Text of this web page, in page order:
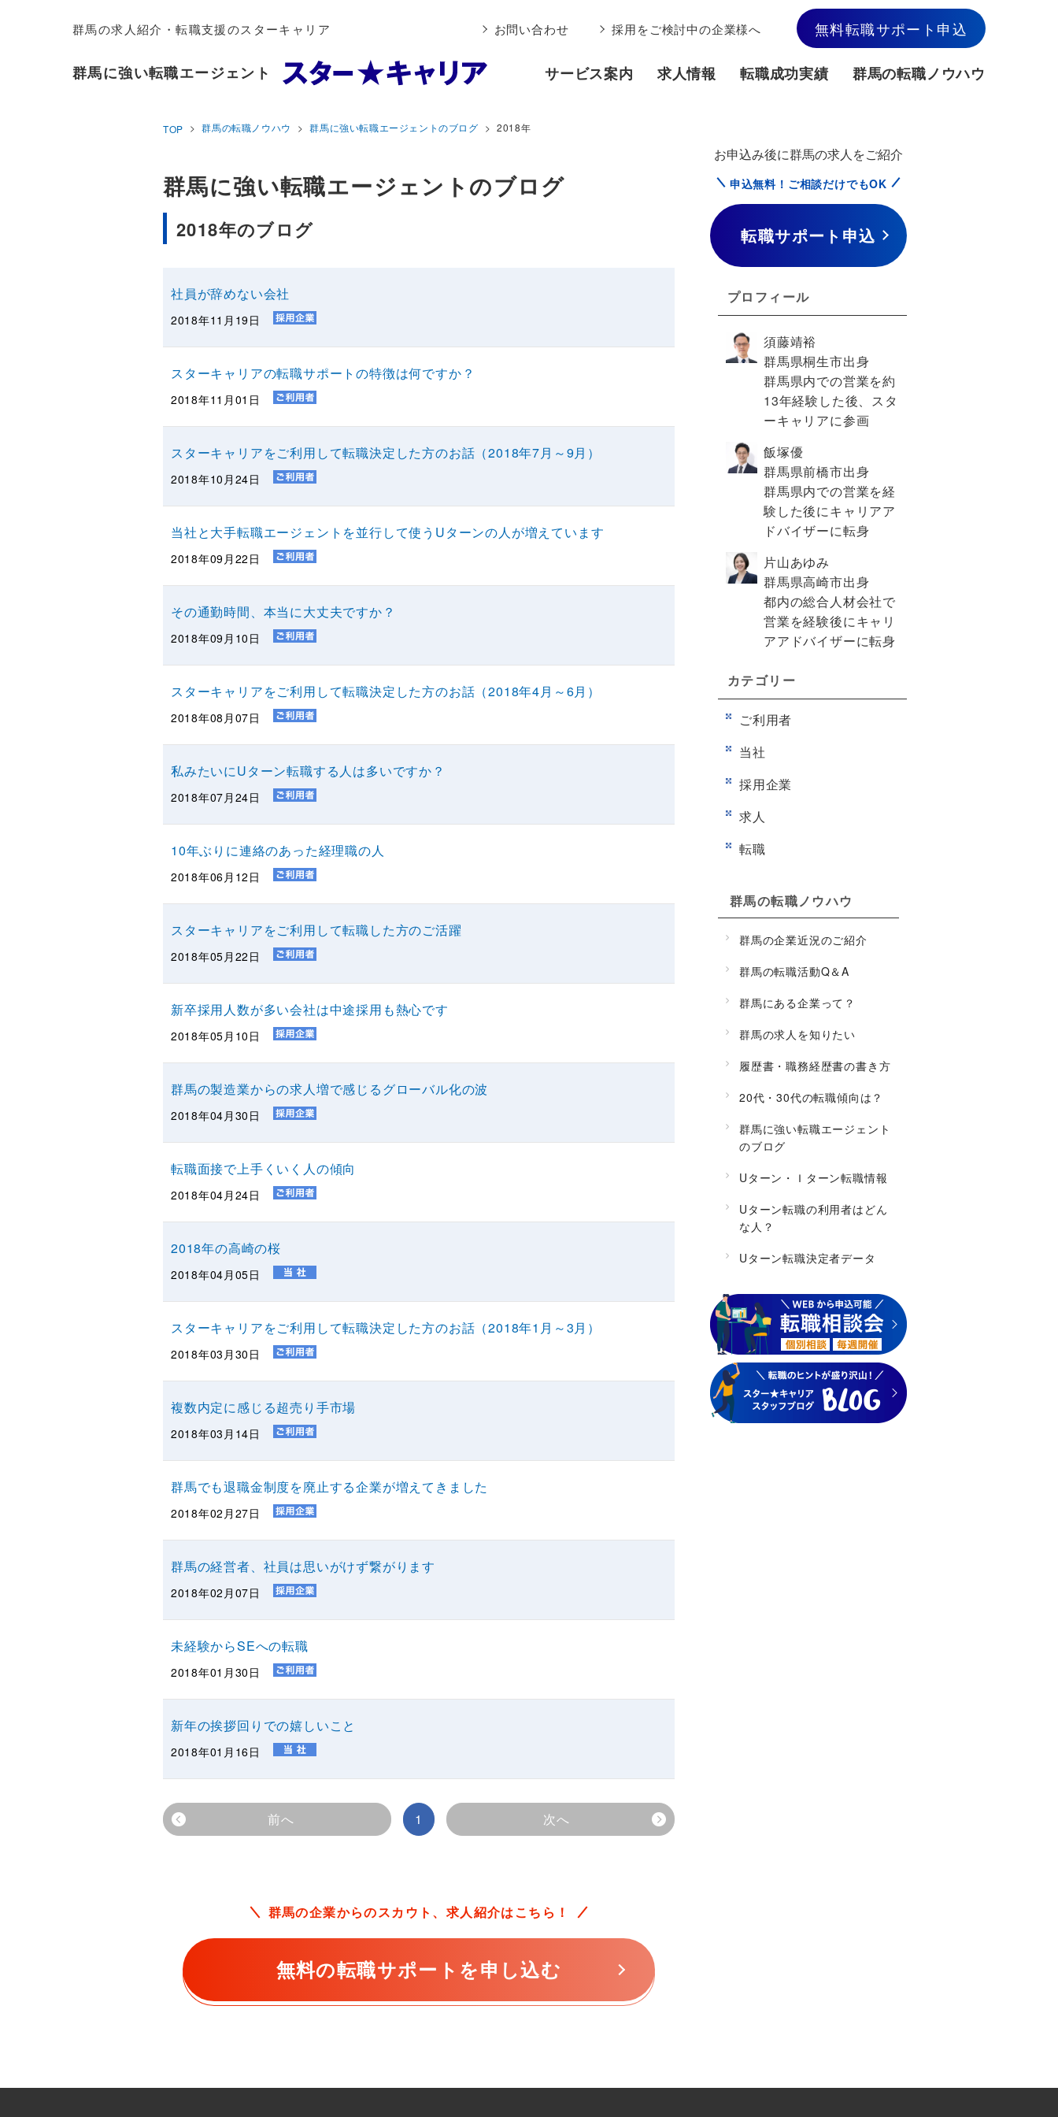
群馬の求人紹介・転職支援のスターキャリア お問い合わせ 採用をご検討中の企業様へ 無料転職サポート申込
群馬に強い転職エージェント サービス案内 求人情報 転職成功実績 群馬の転職ノウハウ
TOP 群馬の転職ノウハウ 群馬に強い転職エージェントのブログ 2018年
群馬に強い転職エージェントのブログ
2018年のブログ
社員が辞めない会社
2018年11月19日
スターキャリアの転職サポートの特徴は何ですか？
2018年11月01日
スターキャリアをご利用して転職決定した方のお話（2018年7月～9月）
2018年10月24日
当社と大手転職エージェントを並行して使うUターンの人が増えています
2018年09月22日
その通勤時間、本当に大丈夫ですか？
2018年09月10日
スターキャリアをご利用して転職決定した方のお話（2018年4月～6月）
2018年08月07日
私みたいにUターン転職する人は多いですか？
2018年07月24日
10年ぶりに連絡のあった経理職の人
2018年06月12日
スターキャリアをご利用して転職した方のご活躍
2018年05月22日
新卒採用人数が多い会社は中途採用も熱心です
2018年05月10日
群馬の製造業からの求人増で感じるグローバル化の波
2018年04月30日
転職面接で上手くいく人の傾向
2018年04月24日
2018年の高崎の桜
2018年04月05日
スターキャリアをご利用して転職決定した方のお話（2018年1月～3月）
2018年03月30日
複数内定に感じる超売り手市場
2018年03月14日
群馬でも退職金制度を廃止する企業が増えてきました
2018年02月27日
群馬の経営者、社員は思いがけず繋がります
2018年02月07日
未経験からSEへの転職
2018年01月30日
新年の挨拶回りでの嬉しいこと
2018年01月16日
前へ 1 次へ
群馬の企業からのスカウト、求人紹介はこちら！
無料の転職サポートを申し込む
お申込み後に群馬の求人をご紹介
申込無料！ご相談だけでもOK
転職サポート申込
プロフィール
須藤靖裕
群馬県桐生市出身
群馬県内での営業を約
13年経験した後、スタ
ーキャリアに参画
飯塚優
群馬県前橋市出身
群馬県内での営業を経
験した後にキャリアア
ドバイザーに転身
片山あゆみ
群馬県高崎市出身
都内の総合人材会社で
営業を経験後にキャリ
アアドバイザーに転身
カテゴリー
ご利用者
当社
採用企業
求人
転職
群馬の転職ノウハウ
群馬の企業近況のご紹介
群馬の転職活動Q＆A
群馬にある企業って？
群馬の求人を知りたい
履歴書・職務経歴書の書き方
20代・30代の転職傾向は？
群馬に強い転職エージェント
のブログ
Uターン・Ｉターン転職情報
Uターン転職の利用者はどん
な人？
Uターン転職決定者データ